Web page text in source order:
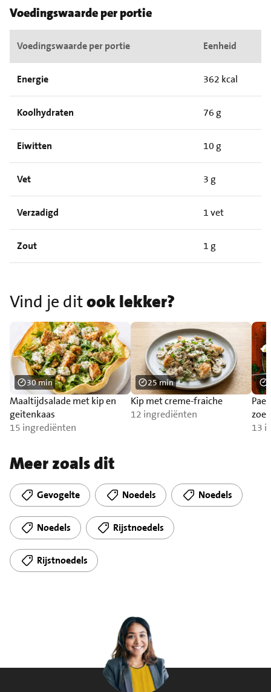
Voedingswaarde per portie
Voedingswaarde per portie Eenheid
Energie 362 kcal
Koolhydraten 76 g
Eiwitten 10 g
Vet 3 g
Verzadigd 1 vet
Zout 1 g
Vind je ditook lekker?
Maaltijdsalade met kip en
geitenkaas
15 ingrediënten
30 min
Kip met creme-fraiche
12 ingrediënten
25 min
13
Meer zoals dit
Gevogelte Noedels Noedels
Noedels Rijstnoedels
Rijstnoedels